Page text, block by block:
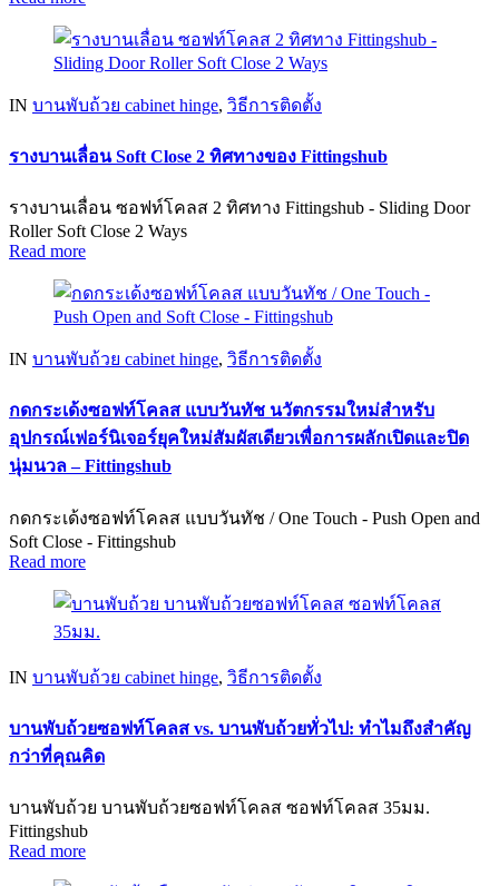
IN บานพับถ้วย cabinet hinge, วิธีการติดตั้ง
รางบานเลื่อน Soft Close 2 ทิศทางของ Fittingshub
รางบานเลื่อน ซอฟท์โคลส 2 ทิศทาง Fittingshub - Sliding Door
Roller Soft Close 2 Ways
Read more
IN บานพับถ้วย cabinet hinge, วิธีการติดตั้ง
กดกระเด้งซอฟท์โคลส แบบวันทัช นวัตกรรมใหม่สำหรับ
อุปกรณ์เฟอร์นิเจอร์ยุคใหม่สัมผัสเดียวเพื่อการผลักเปิดและปิด
นุ่มนวล – Fittingshub
กดกระเด้งซอฟท์โคลส แบบวันทัช / One Touch - Push Open and
Soft Close - Fittingshub
Read more
IN บานพับถ้วย cabinet hinge, วิธีการติดตั้ง
บานพับถ้วยซอฟท์โคลส vs. บานพับถ้วยทั่วไป: ทำไมถึงสำคัญ
กว่าที่คุณคิด
บานพับถ้วย บานพับถ้วยซอฟท์โคลส ซอฟท์โคลส 35มม.
Fittingshub
Read more